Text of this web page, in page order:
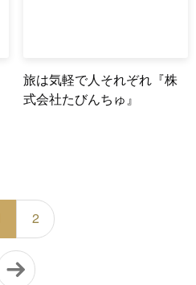
旅は気軽で人それぞれ『株
式会社たびんちゅ』
2